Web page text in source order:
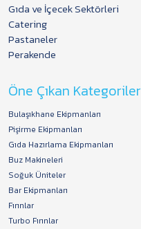
Gıda ve İçecek Sektörleri
Catering
Pastaneler
Perakende
Öne Çıkan Kategoriler
Bulaşıkhane Ekipmanları
Pişirme Ekipmanları
Gıda Hazırlama Ekipmanları
Buz Makineleri
Soğuk Üniteler
Bar Ekipmanları
Fırınlar
Turbo Fırınlar